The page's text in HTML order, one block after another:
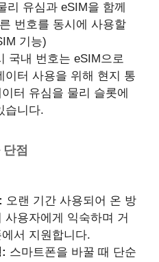
리 유심과 eSIM을 함께
번호를 동시에 사용할
기능)
국내 번호는 eSIM으로
이터 사용을 위해 현지 통
터 유심을 물리 슬롯에
습니다.
점
오랜 기간 사용되어 온 방
사용자에게 익숙하며 거
서 지원합니다.
스마트폰을 바꿀 때 단순